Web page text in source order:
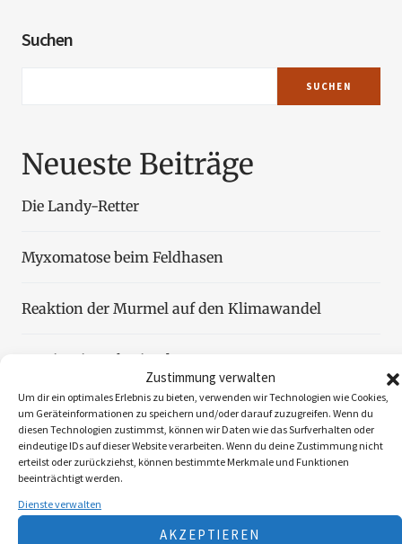
Zustimmung verwalten
Um dir ein optimales Erlebnis zu bieten, verwenden wir Technologien wie Cookies,
um Geräteinformationen zu speichern und/oder darauf zuzugreifen. Wenn du
diesen Technologien zustimmst, können wir Daten wie das Surfverhalten oder
eindeutige IDs auf dieser Website verarbeiten. Wenn du deine Zustimmung nicht
erteilst oder zurückziehst, können bestimmte Merkmale und Funktionen
beeinträchtigt werden.
Dienste verwalten
AKZEPTIEREN
Suchen
SUCHEN
Neueste Beiträge
Die Landy-Retter
Myxomatose beim Feldhasen
Reaktion der Murmel auf den Klimawandel
Faszination Blattjagd
Wildzählung aus der Luft